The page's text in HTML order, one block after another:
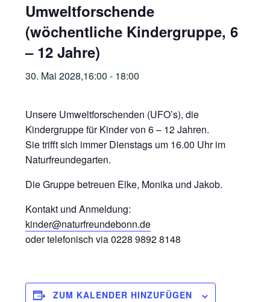
Umweltforschende
(wöchentliche Kindergruppe, 6
– 12 Jahre)
30. Mai 2028,16:00 - 18:00
Unsere Umweltforschenden (UFO’s), die
Kindergruppe für Kinder von 6 – 12 Jahren.
Sie trifft sich immer Dienstags um 16.00 Uhr im
Naturfreundegarten.
Die Gruppe betreuen Elke, Monika und Jakob.
Kontakt und Anmeldung:
kinder@naturfreundebonn.de
oder telefonisch via 0228 9892 8148
ZUM KALENDER HINZUFÜGEN